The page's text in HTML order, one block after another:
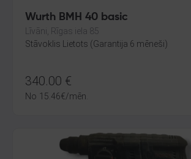
Wurth BMH 40 basic
Līvāni, Rīgas iela 85
Stāvoklis Lietots (Garantija 6 mēneši)
340.00 €
No 15.46€/mēn.